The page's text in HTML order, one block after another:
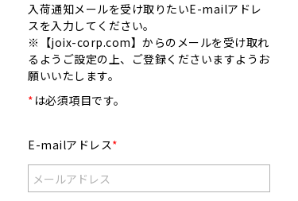
入荷通知メールを受け取りたいE-mailアドレ
スを入力してください。
※【joix-corp.com】からのメールを受け取れ
るようご設定の上、ご登録くださいますようお
願いいたします。
* は必須項目です。
E-mailアドレス*